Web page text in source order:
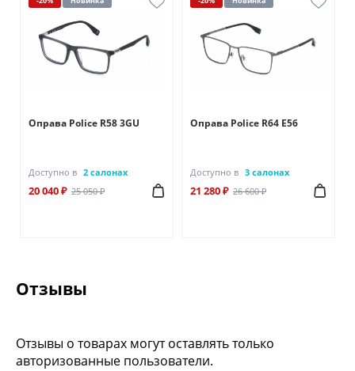
Оправа Police R58 3GU
Доступно в 2 салонах
20 040 ₽ 25 050 ₽
Оправа Police R64 E56
Доступно в 3 салонах
21 280 ₽ 26 600 ₽
Отзывы
Отзывы о товарах могут оставлять только
авторизованные пользователи.